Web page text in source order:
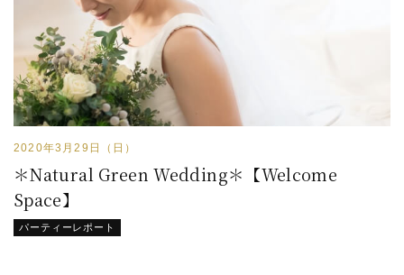
2020年3月29日（日）
＊Natural Green Wedding＊【Welcome
Space】
パーティーレポート